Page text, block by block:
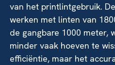
van het printlintgebruik.
werken met linten van
de gangbare 1000 meter,
minder vaak hoeven te
efficiëntie, maar het